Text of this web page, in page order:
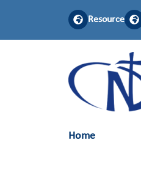
Resource
Home